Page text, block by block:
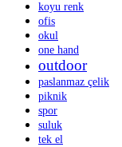
koyu renk
ofis
okul
one hand
outdoor
paslanmaz çelik
piknik
spor
suluk
tek el